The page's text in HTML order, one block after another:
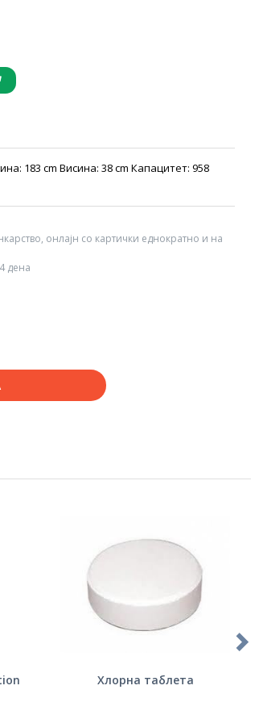
183 cm Висина: 38 cm Капацитет: 958
онлајн со картички еднократно и на
дена
Хлорна таблета